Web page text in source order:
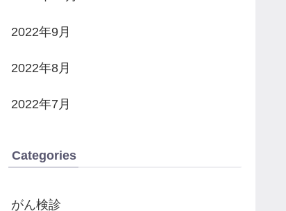
2022年9月
2022年8月
2022年7月
Categories
がん検診